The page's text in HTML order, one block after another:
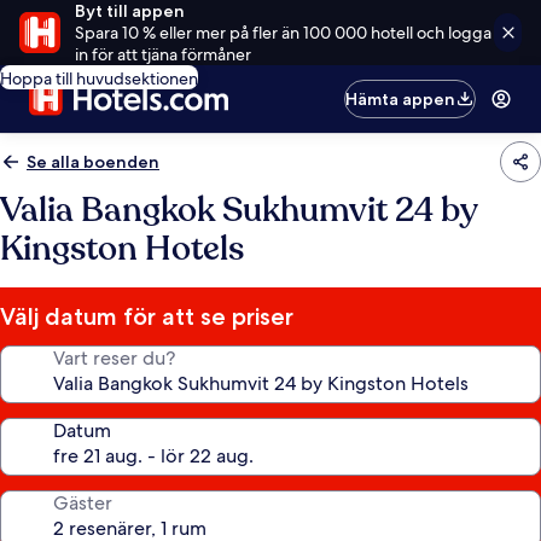
Byt till appen
Spara 10 % eller mer på fler än 100 000 hotell och logga
in för att tjäna förmåner
Hoppa till huvudsektionen
Hämta appen
Se alla boenden
Valia Bangkok Sukhumvit 24 by
Kingston Hotels
Välj datum för att se priser
Vart reser du?
Datum
Gäster